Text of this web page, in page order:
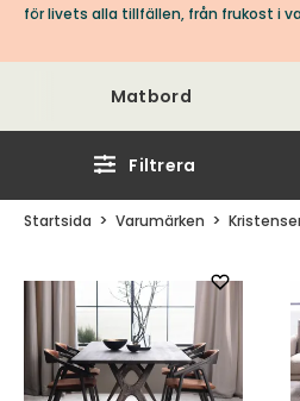
för livets alla tillfällen, från frukost i
Matbord
Filtrera
Startsida Varumärken